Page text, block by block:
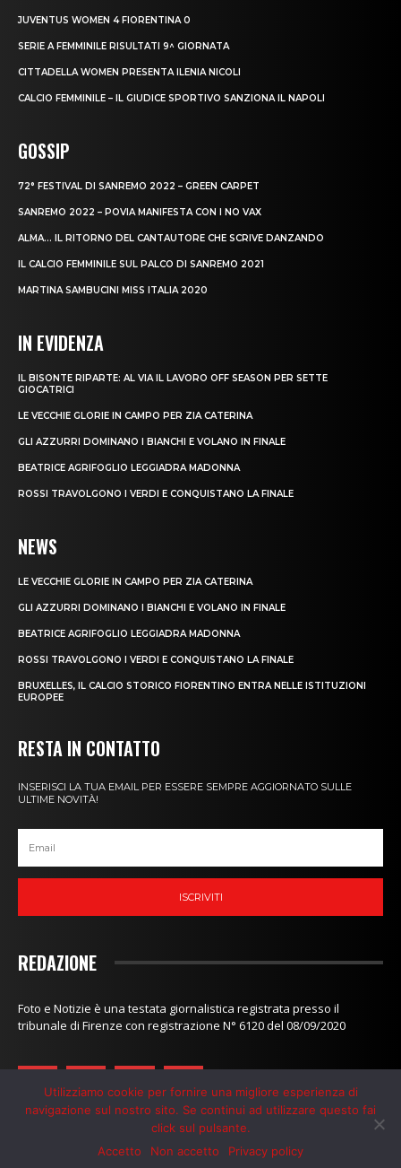
JUVENTUS WOMEN 4 FIORENTINA 0
SERIE A FEMMINILE RISULTATI 9^ GIORNATA
CITTADELLA WOMEN PRESENTA ILENIA NICOLI
CALCIO FEMMINILE – IL GIUDICE SPORTIVO SANZIONA IL NAPOLI
GOSSIP
72° FESTIVAL DI SANREMO 2022 – GREEN CARPET
SANREMO 2022 – POVIA MANIFESTA CON I NO VAX
ALMA… IL RITORNO DEL CANTAUTORE CHE SCRIVE DANZANDO
IL CALCIO FEMMINILE SUL PALCO DI SANREMO 2021
MARTINA SAMBUCINI MISS ITALIA 2020
IN EVIDENZA
IL BISONTE RIPARTE: AL VIA IL LAVORO OFF SEASON PER SETTE
GIOCATRICI
LE VECCHIE GLORIE IN CAMPO PER ZIA CATERINA
GLI AZZURRI DOMINANO I BIANCHI E VOLANO IN FINALE
BEATRICE AGRIFOGLIO LEGGIADRA MADONNA
ROSSI TRAVOLGONO I VERDI E CONQUISTANO LA FINALE
NEWS
LE VECCHIE GLORIE IN CAMPO PER ZIA CATERINA
GLI AZZURRI DOMINANO I BIANCHI E VOLANO IN FINALE
BEATRICE AGRIFOGLIO LEGGIADRA MADONNA
ROSSI TRAVOLGONO I VERDI E CONQUISTANO LA FINALE
BRUXELLES, IL CALCIO STORICO FIORENTINO ENTRA NELLE ISTITUZIONI
EUROPEE
RESTA IN CONTATTO
INSERISCI LA TUA EMAIL PER ESSERE SEMPRE AGGIORNATO SULLE
ULTIME NOVITÀ!
ISCRIVITI
REDAZIONE
Foto e Notizie è una testata giornalistica registrata presso il
tribunale di Firenze con registrazione N° 6120 del 08/09/2020
Redazione- Contatti-Privacy Policy Cookie Policy
Utilizziamo cookie per fornire una migliore esperienza di
navigazione sul nostro sito. Se continui ad utilizzare questo fai
click sul pulsante.
Accetto
Non accetto Privacy policy